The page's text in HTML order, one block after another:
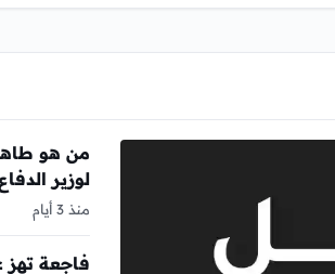
من هو طاهر
لوزير
منذ 3 أيام